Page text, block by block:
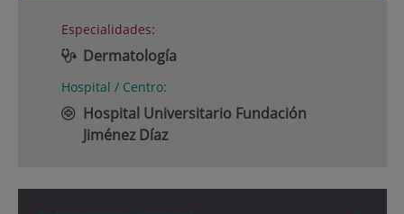
Especialidades:
Dermatología
Hospital / Centro:
Hospital Universitario Fundación
Jiménez Díaz